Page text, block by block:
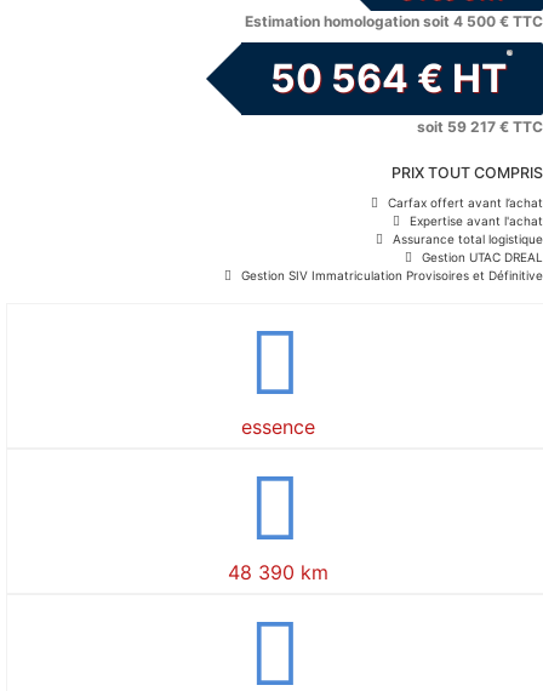
Estimation homologation soit 4 500 € TTC
50 564 € HT
soit 59 217 € TTC
PRIX TOUT COMPRIS
Carfax offert avant l’achat
Expertise avant l'achat
Assurance total logistique
Gestion UTAC DREAL
Gestion SIV Immatriculation Provisoires et Définitive
essence
48 390 km